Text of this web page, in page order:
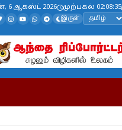
6 ஆகஸ்ட் 2026 முற்பகல் 02:08:35
இருள்